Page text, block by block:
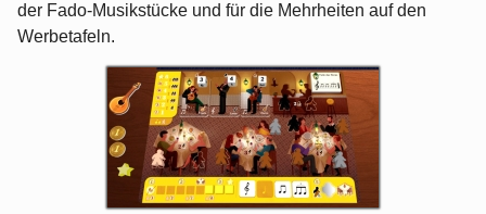
der Fado-Musikstücke und für die Mehrheiten auf den
Werbetafeln.